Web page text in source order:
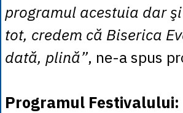
programul acestuia dar
tot, credem că Biserica
dată, plină”, ne-a spus
Programul Festivalului: